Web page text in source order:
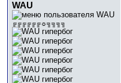
WAU
╔╔╔╔╔╔☼╗╗╗╗